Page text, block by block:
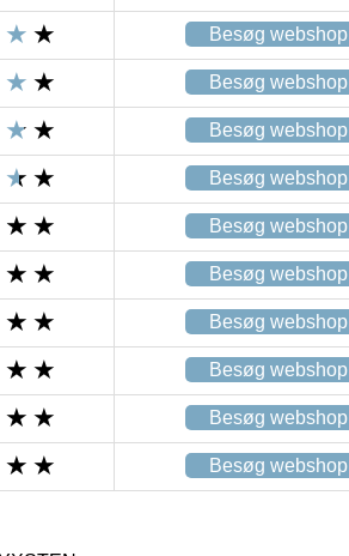
Besøg webshop
Besøg webshop
Besøg webshop
Besøg webshop
Besøg webshop
Besøg webshop
Besøg webshop
Besøg webshop
Besøg webshop
Besøg webshop